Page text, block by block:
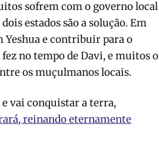
sofrem com o governo local
estados são a solução. Em
Yeshua e contribuir para o
no tempo de Davi, e muitos o
os muçulmanos locais.
e vai conquistar a terra,
reinando eternamente